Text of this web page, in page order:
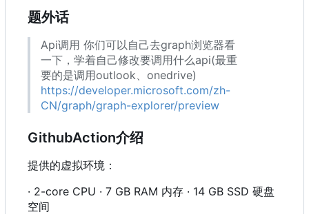
题外话
Api调用 你们可以自己去graph浏览器看
一下，学着自己修改要调用什么api(最重
要的是调用outlook、onedrive)
https://developer.microsoft.com/zh-
CN/graph/graph-explorer/preview
GithubAction介绍
提供的虚拟环境：
· 2-core CPU · 7 GB RAM 内存 · 14 GB SSD 硬盘
空间